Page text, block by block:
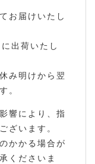
お届けいたし
出荷いたし
み明けから翌
。
響により、指
ざいます。
かかる場合が
くださいま